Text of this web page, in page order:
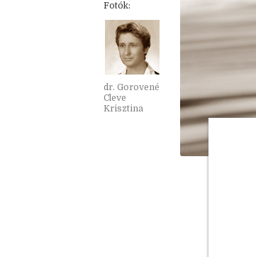
Fotók:
dr. Gorovené
Cleve
Krisztina